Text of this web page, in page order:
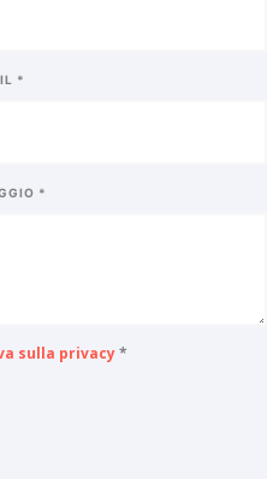
*
*
sulla privacy*